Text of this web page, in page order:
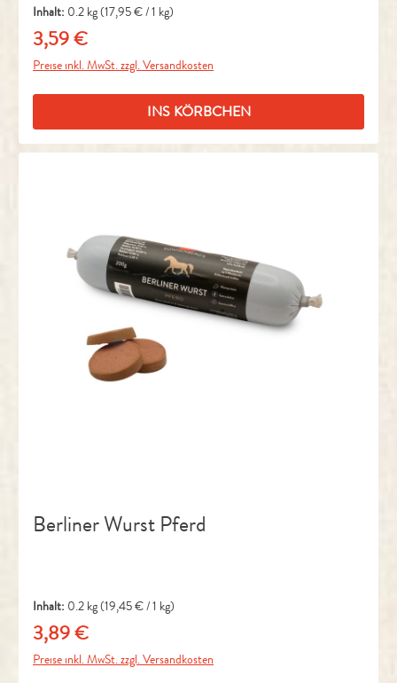
Inhalt: 0.2 kg(17,95 € / 1 kg)
Regulärer Preis:
3,59 €
Preise inkl. MwSt. zzgl. Versandkosten
INS KÖRBCHEN
Berliner Wurst Pferd
Inhalt: 0.2 kg(19,45 € / 1 kg)
Regulärer Preis:
3,89 €
Preise inkl. MwSt. zzgl. Versandkosten